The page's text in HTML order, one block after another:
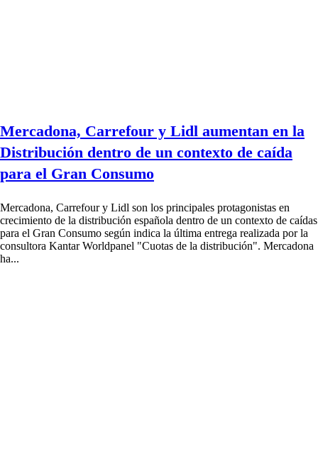
Mercadona, Carrefour y Lidl aumentan en la
Distribución dentro de un contexto de caída
para el Gran Consumo
Mercadona, Carrefour y Lidl son los principales protagonistas en
crecimiento de la distribución española dentro de un contexto de caídas
para el Gran Consumo según indica la última entrega realizada por la
consultora Kantar Worldpanel "Cuotas de la distribución". Mercadona
ha...